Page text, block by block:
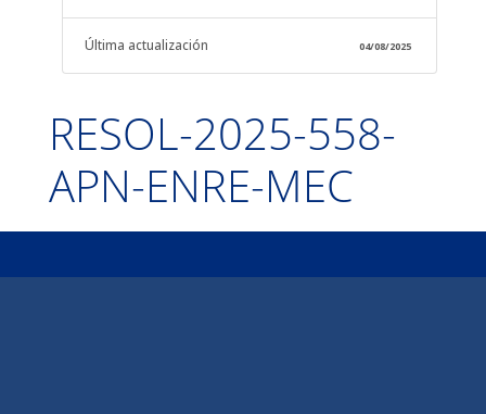
Última actualización 04/08/2025
RESOL-2025-558-
APN-ENRE-MEC